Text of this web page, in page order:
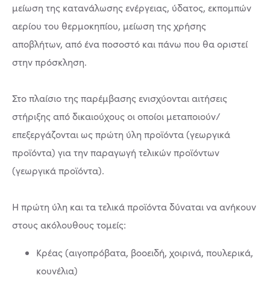
μείωση της κατανάλωσης ενέργειας, ύδατος, εκπομπών
αερίου του θερμοκηπίου, μείωση της χρήσης
αποβλήτων, από ένα ποσοστό και πάνω που θα οριστεί
στην πρόσκληση.
Στο πλαίσιο της παρέμβασης ενισχύονται αιτήσεις
στήριξης από δικαιούχους οι οποίοι μεταποιούν/
επεξεργάζονται ως πρώτη ύλη προϊόντα (γεωργικά
προϊόντα) για την παραγωγή τελικών προϊόντων
(γεωργικά προϊόντα).
Η πρώτη ύλη και τα τελικά προϊόντα δύναται να ανήκουν
στους ακόλουθους τομείς:
Κρέας (αιγοπρόβατα, βοοειδή, χοιρινά, πουλερικά,
κουνέλια)